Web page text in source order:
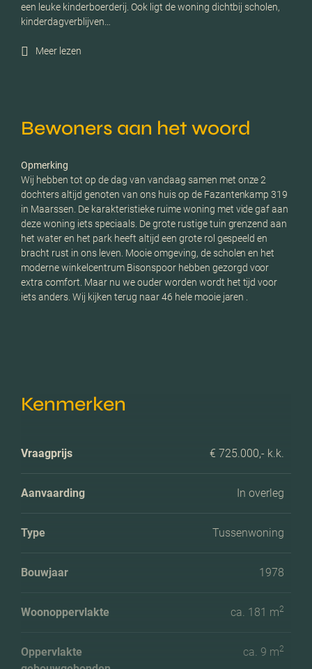
een leuke kinderboerderij. Ook ligt de woning dichtbij scholen,
kinderdagverblijven…
Meer lezen
Bewoners aan het woord
Opmerking
Wij hebben tot op de dag van vandaag samen met onze 2
dochters altijd genoten van ons huis op de Fazantenkamp 319
in Maarssen. De karakteristieke ruime woning met vide gaf aan
deze woning iets speciaals. De grote rustige tuin grenzend aan
het water en het park heeft altijd een grote rol gespeeld en
bracht rust in ons leven. Mooie omgeving, de scholen en het
moderne winkelcentrum Bisonspoor hebben gezorgd voor
extra comfort. Maar nu we ouder worden wordt het tijd voor
iets anders. Wij kijken terug naar 46 hele mooie jaren .
Kenmerken
Vraagprijs € 725.000,- k.k.
Aanvaarding In overleg
Type Tussenwoning
Bouwjaar 1978
Woonoppervlakte ca. 181 m2
Oppervlakte
ca. 9 m2